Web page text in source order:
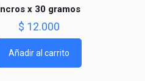
Incros x 30 gramos
$ 12.000
Añadir al carrito